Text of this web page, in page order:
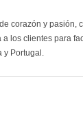
corazón y pasión,
los clientes para
y Portugal.